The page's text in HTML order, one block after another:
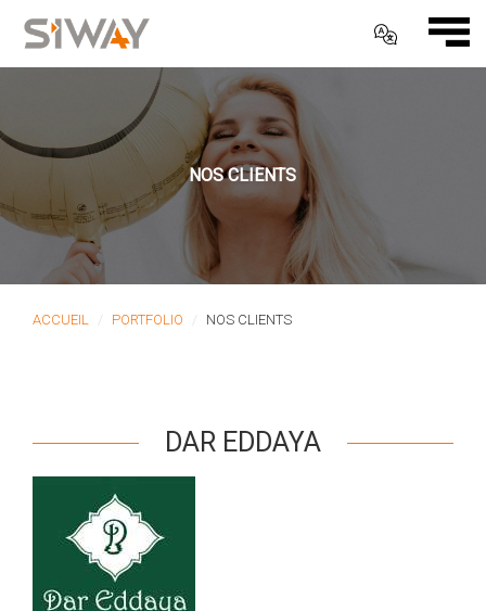
NOS CLIENTS
ACCUEIL PORTFOLIO NOS CLIENTS
DAR EDDAYA